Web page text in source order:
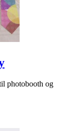
photobooth og